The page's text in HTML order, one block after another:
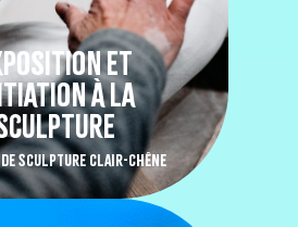
ET
À LA
SCULPTURE CLAIR-CHÊNE